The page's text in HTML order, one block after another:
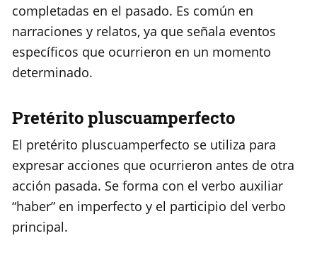
completadas en el pasado. Es común en
narraciones y relatos, ya que señala eventos
específicos que ocurrieron en un momento
determinado.
Pretérito pluscuamperfecto
El pretérito pluscuamperfecto se utiliza para
expresar acciones que ocurrieron antes de otra
acción pasada. Se forma con el verbo auxiliar
“haber” en imperfecto y el participio del verbo
principal.